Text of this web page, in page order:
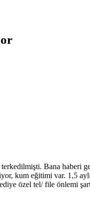
Bana haberi
kum eğitimi var. 1,5
özel tel/ file önlemi